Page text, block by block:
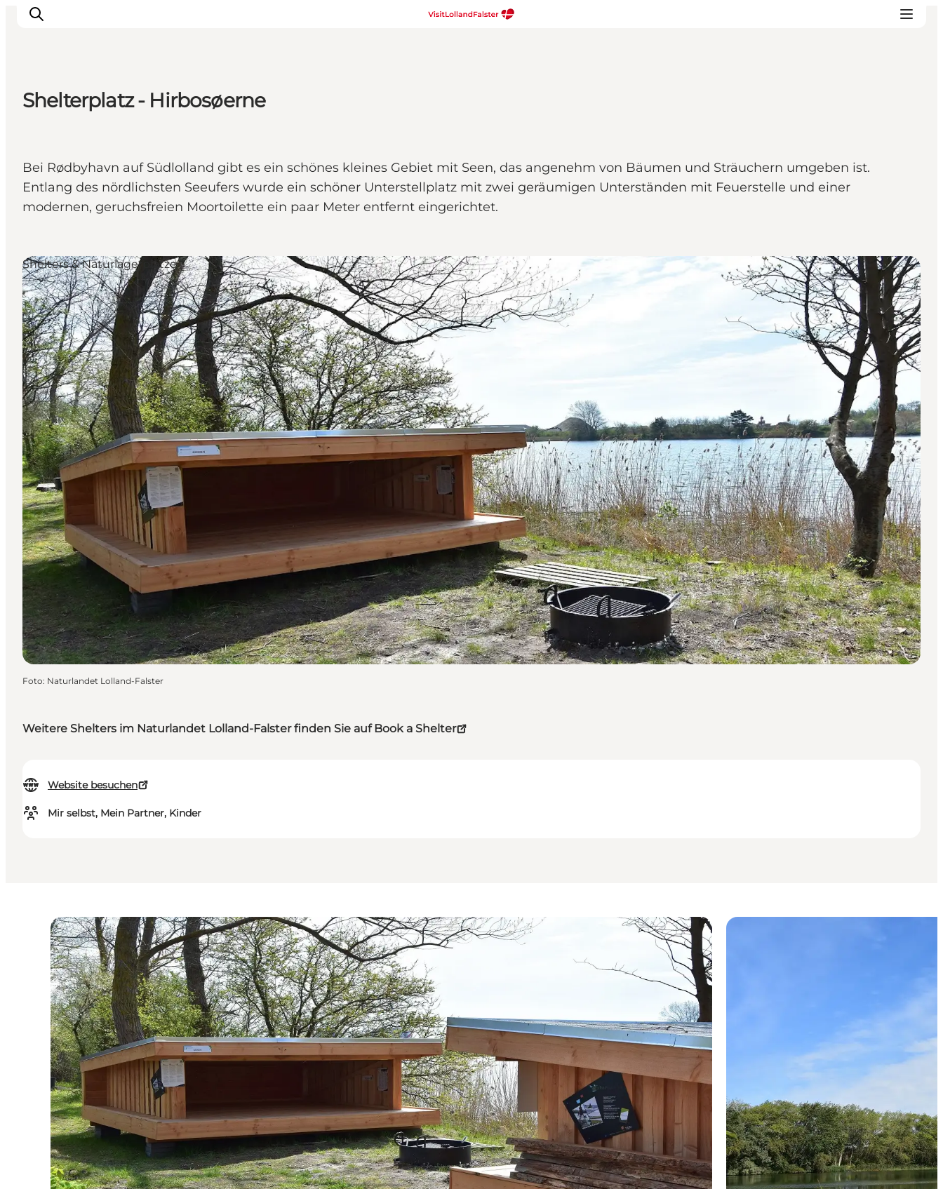
Kultur
Gastronomie
Urlaubsplaner
Shelterplatz - Hirbosøerne
Bei Rødbyhavn auf Südlolland gibt es ein schönes kleines Gebiet mit Seen, das angenehm von Bäumen und Sträuchern umgeben ist.
Entlang des nördlichsten Seeufers wurde ein schöner Unterstellplatz mit zwei geräumigen Unterständen mit Feuerstelle und einer
modernen, geruchsfreien Moortoilette ein paar Meter entfernt eingerichtet.
Weitere Shelters im Naturlandet Lolland-Falster finden Sie auf Book a Shelter
Website besuchen
Mir selbst, Mein Partner, Kinder
Shelters & Naturlagerplätze
Foto: Naturlandet Lolland-Falster